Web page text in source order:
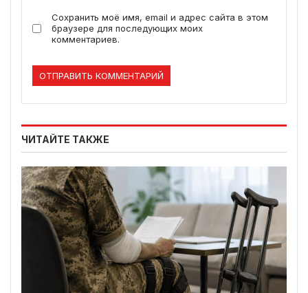
Сохранить моё имя, email и адрес сайта в этом
браузере для последующих моих
комментариев.
ЧИТАЙТЕ ТАКЖЕ